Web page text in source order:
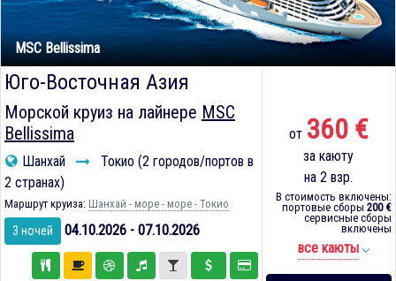
MSC Bellissima
Юго-Восточная Азия
Морской круиз на лайнере MSC
Bellissima
Шанхай
Токио (2 городов/портов в
2 странах)
Маршрут круиза: Шанхай - море - море - Токио
3 ночей 04.10.2026 - 07.10.2026
от 360 €
за каюту
на 2 взр.
В стоимость включены:
портовые сборы 200 €
сервисные сборы
включены
все каюты